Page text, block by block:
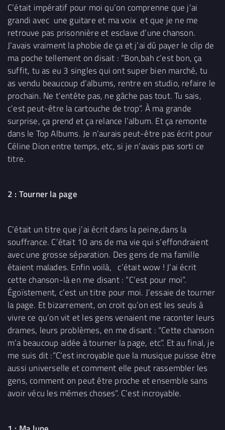
C’était impératif pour moi qu’on comprenne que j’ai
grandi avec une guitare et ma voix et que je ne me
retrouve pas prisonnière et esclave d’une chanson.
J’avais vraiment la phobie de ça et j’ai dû payer le clip de
ma poche tellement on disait : “Bon,bah c’est bon, ça
suffit, tu as eu 3 singles qui ont super bien marché, tu
as vendu beaucoup d’albums, rentre en studio, refaire le
prochain. Ne t’entête pas, ne gâche pas tout. Tu sais,
c’est peut-être la cartouche de trop”. À ma grande
surprise, ça prend et ça relance l’album. Et ça remonte
dans le Top Albums. Je n’aurais peut-être pas écrit pour
Céline Dion entre temps, etc, si je n’avais pas sorti ce
titre.
2 : Tourner la page
C’était un titre que j’ai écrit dans la peine,dans la
souffrance. C’était 10 ans de ma vie qui s’effondraient
avec une grosse séparation. Des gens de ma famille
étaient malades. Enfin voilà, c’était wow ! J’ai écrit
cette chanson-là en me disant : “C’est pour moi”.
Égoïstement, c’est un titre pour moi. J’essaie de tourner
la page. Et bizarrement, on croit qu’on est les seuls à
vivre ce qu’on vit et les gens venaient me raconter leurs
drames, leurs problèmes, en me disant : “Cette chanson
m’a beaucoup aidée à tourner la page, etc”. Et au final, je
me suis dit :“C’est incroyable que la musique puisse être
aussi universelle et comment elle peut rassembler les
gens, comment on peut être proche et ensemble sans
avoir vécu les mêmes choses”. C’est incroyable.